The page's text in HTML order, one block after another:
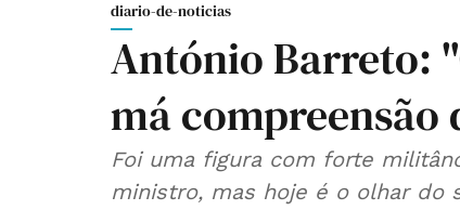
diario-de-noticias
António Barreto:
má
Foi uma figura com forte
ministro, mas hoje é o olhar do